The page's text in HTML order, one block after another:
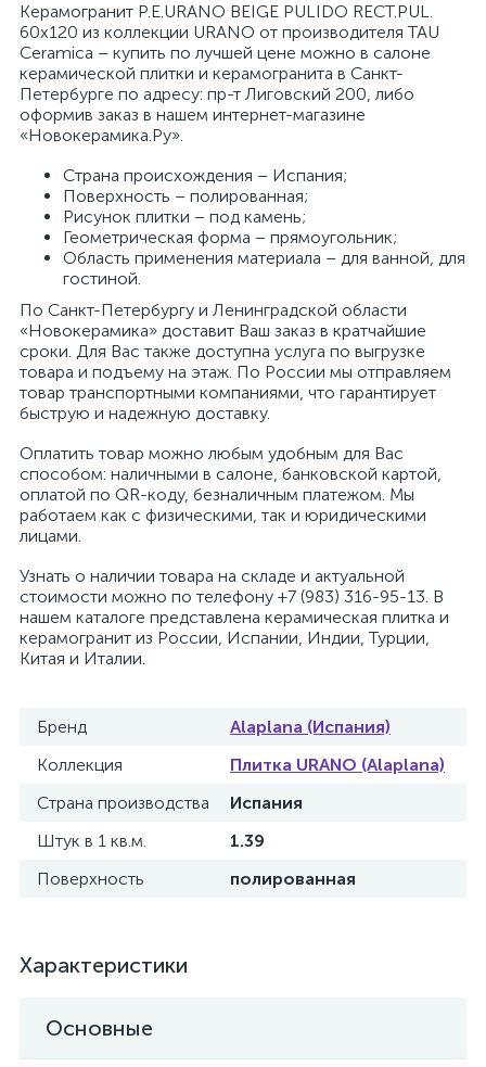
Керамогранит P.E.URANO BEIGE PULIDO RECT.PUL.
60x120 из коллекции URANO от производителя TAU
Ceramica – купить по лучшей цене можно в салоне
керамической плитки и керамогранита в Санкт-
Петербурге по адресу: пр-т Лиговский 200, либо
оформив заказ в нашем интернет-магазине
«Новокерамика.Ру».
Страна происхождения – Испания;
Поверхность – полированная;
Рисунок плитки – под камень;
Геометрическая форма – прямоугольник;
Область применения материала – для ванной, для
гостиной.
По Санкт-Петербургу и Ленинградской области
«Новокерамика» доставит Ваш заказ в кратчайшие
сроки. Для Вас также доступна услуга по выгрузке
товара и подъему на этаж. По России мы отправляем
товар транспортными компаниями, что гарантирует
быструю и надежную доставку.
Оплатить товар можно любым удобным для Вас
способом: наличными в салоне, банковской картой,
оплатой по QR-коду, безналичным платежом. Мы
работаем как с физическими, так и юридическими
лицами.
Узнать о наличии товара на складе и актуальной
стоимости можно по телефону +7 (983) 316-95-13. В
нашем каталоге представлена керамическая плитка и
керамогранит из России, Испании, Индии, Турции,
Китая и Италии.
Бренд
Alaplana (Испания)
Коллекция
Плитка URANO (Alaplana)
Страна производства
Испания
Штук в 1 кв.м.
1.39
Поверхность
полированная
Характеристики
Основные